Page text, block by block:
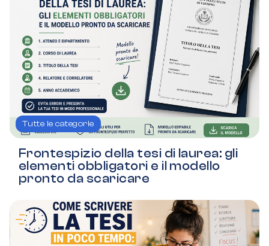
Tutte le categorie
Frontespizio della tesi di laurea: gli
elementi obbligatori e il modello
pronto da scaricare